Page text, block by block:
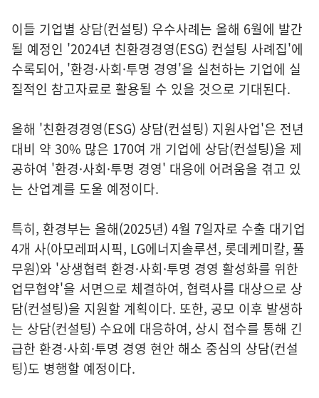
이들 기업별 상담(컨설팅) 우수사례는 올해 6월에 발간
될 예정인 '2024년 친환경경영(ESG) 컨설팅 사례집'에
수록되어, '환경·사회·투명 경영'을 실천하는 기업에 실
질적인 참고자료로 활용될 수 있을 것으로 기대된다.
올해 '친환경경영(ESG) 상담(컨설팅) 지원사업'은 전년
대비 약 30% 많은 170여 개 기업에 상담(컨설팅)을 제
공하여 '환경·사회·투명 경영' 대응에 어려움을 겪고 있
는 산업계를 도울 예정이다.
특히, 환경부는 올해(2025년) 4월 7일자로 수출 대기업
4개 사(아모레퍼시픽, LG에너지솔루션, 롯데케미칼, 풀
무원)와 '상생협력 환경·사회·투명 경영 활성화를 위한
업무협약'을 서면으로 체결하여, 협력사를 대상으로 상
담(컨설팅)을 지원할 계획이다. 또한, 공모 이후 발생하
는 상담(컨설팅) 수요에 대응하여, 상시 접수를 통해 긴
급한 환경·사회·투명 경영 현안 해소 중심의 상담(컨설
팅)도 병행할 예정이다.